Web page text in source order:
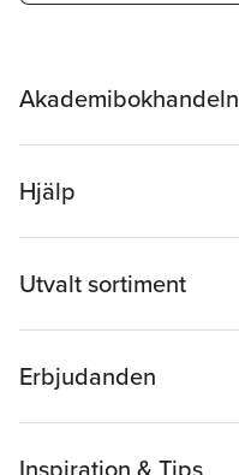
Akademibokhandeln
Hjälp
Utvalt sortiment
Erbjudanden